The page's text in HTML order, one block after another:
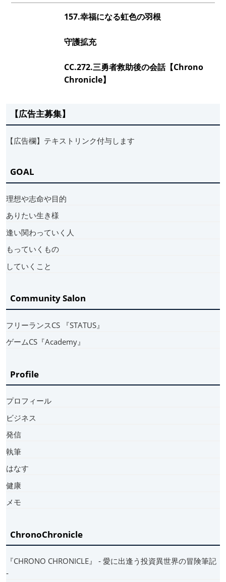
157.幸福になる虹色の羽根
守護拡充
CC.272.三勇者救助後の会話【Chrono
Chronicle】
【広告主募集】
【広告欄】テキストリンク付与します
GOAL
理想や志命や目的
ありたい生き様
逢い関わっていく人
もっていくもの
していくこと
Community Salon
フリーランスCS 『STATUS』
ゲームCS『Academy』
Profile
プロフィール
ビジネス
発信
執筆
はなす
健康
メモ
ChronoChronicle
『CHRONO CHRONICLE』 ‐ 愛に出逢う投資異世界の冒険筆記
‐